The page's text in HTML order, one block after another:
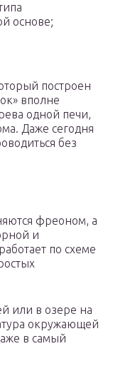
основе;
построен
вполне
одной печи,
Даже сегодня
без
фреоном, а
и
по схеме
или в озере на
окружающей
в самый